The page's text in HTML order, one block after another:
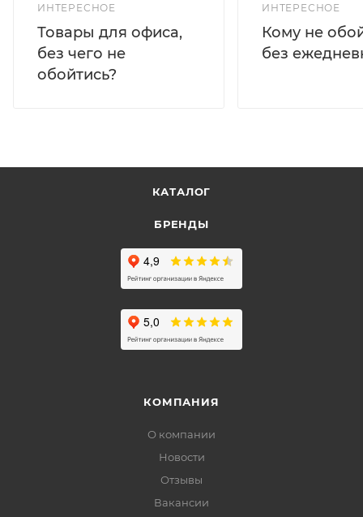
ИНТЕРЕСНОЕ
Товары для офиса,
без чего не
обойтись?
ИНТЕРЕСНОЕ
Кому не
без
КАТАЛОГ
БРЕНДЫ
КОМПАНИЯ
О компании
Новости
Отзывы
Вакансии